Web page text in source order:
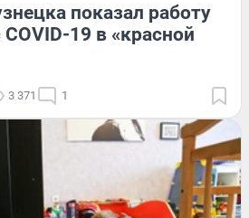
показал работу
19 в «красной
3 371 1